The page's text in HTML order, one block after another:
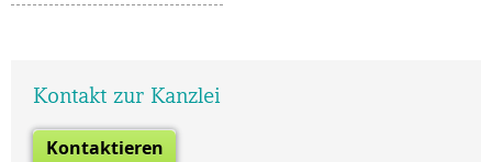
Kontakt zur Kanzlei
Kontaktieren